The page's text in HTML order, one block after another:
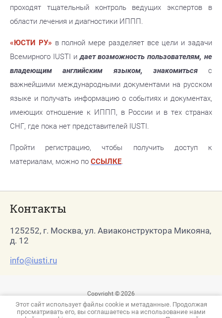
проходят тщательный контроль ведущих экспертов в
области лечения и диагностики ИППП.
«ЮСТИ РУ» в полной мере разделяет все цели и задачи
Всемирного IUSTI идает возможность пользователям, не
владеющим английским языком, знакомитьсяс
важнейшими международными документами на русском
языке и получать информацию о событиях и документах,
имеющих отношение к ИППП, в России и в тех странах
СНГ, где пока нет представителей IUSTI.
Пройти регистрацию, чтобы получить доступ к
материалам, можно по ССЫЛКЕ.
Контакты
125252, г. Москва, ул. Авиаконструктора Микояна,
д. 12
info@iusti.ru
Copyright © 2026
Этот сайт использует файлы cookie и метаданные. Продолжая
просматривать его, вы соглашаетесь на использование нами